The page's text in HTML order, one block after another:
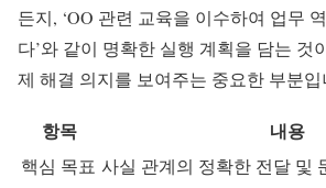
든지, ‘OO 관련 교육을 이수하여 업무
다’와 같이 명확한 실행 계획을 담는 것
제 해결 의지를 보여주는 중요한 부분입
항목 내용
핵심 목표 사실 관계의 정확한 전달 및